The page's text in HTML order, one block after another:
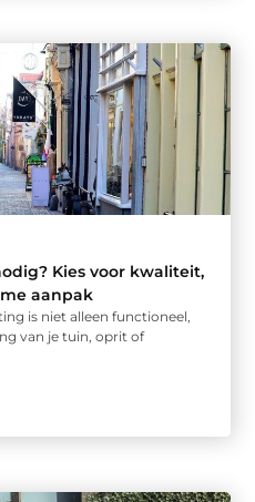
Kies voor kwaliteit,
aanpak
is niet alleen functioneel,
van je tuin, oprit of